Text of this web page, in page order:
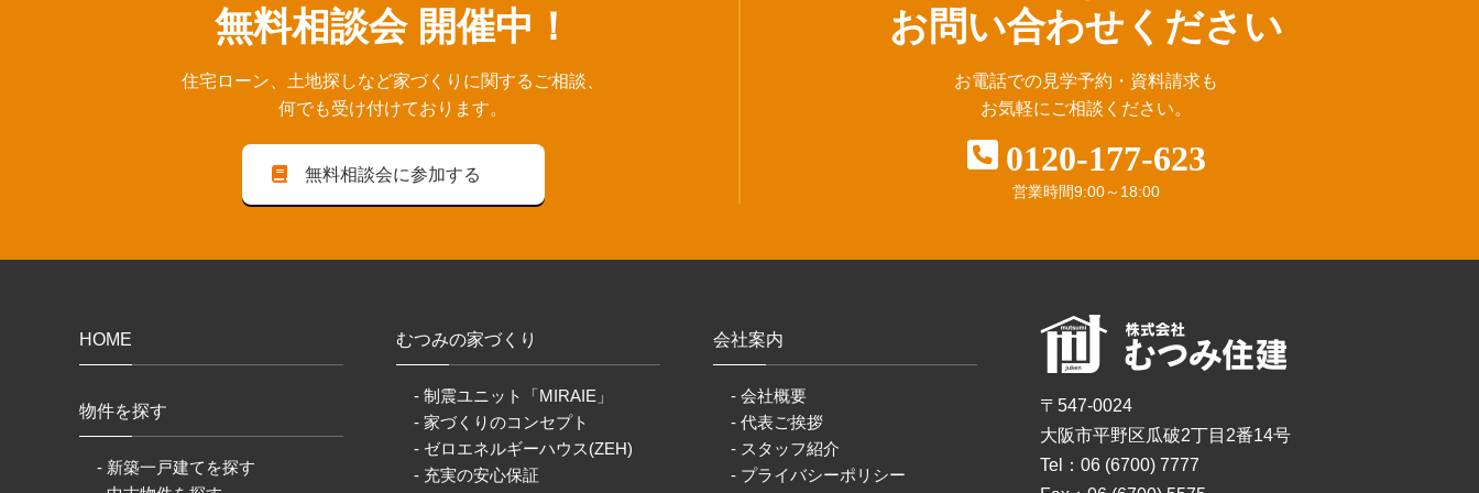
無料相談会 開催中！
住宅ローン、⼟地探しなど家づくりに関するご相談、
何でも受け付けております。
無料相談会に参加する
お問い合わせください
お電話での見学予約・資料請求も
お気軽にご相談ください。
0120-177-623
営業時間9:00～18:00
HOME
物件を探す
- 新築一戸建てを探す
むつみの家づくり
- 制震ユニット「MIRAIE」
- 家づくりのコンセプト
- ゼロエネルギーハウス(ZEH)
- 充実の安心保証
会社案内
- 会社概要
- 代表ご挨拶
- スタッフ紹介
- プライバシーポリシー
〒547-0024
大阪市平野区瓜破2丁目2番14号
Tel：06 (6700) 7777